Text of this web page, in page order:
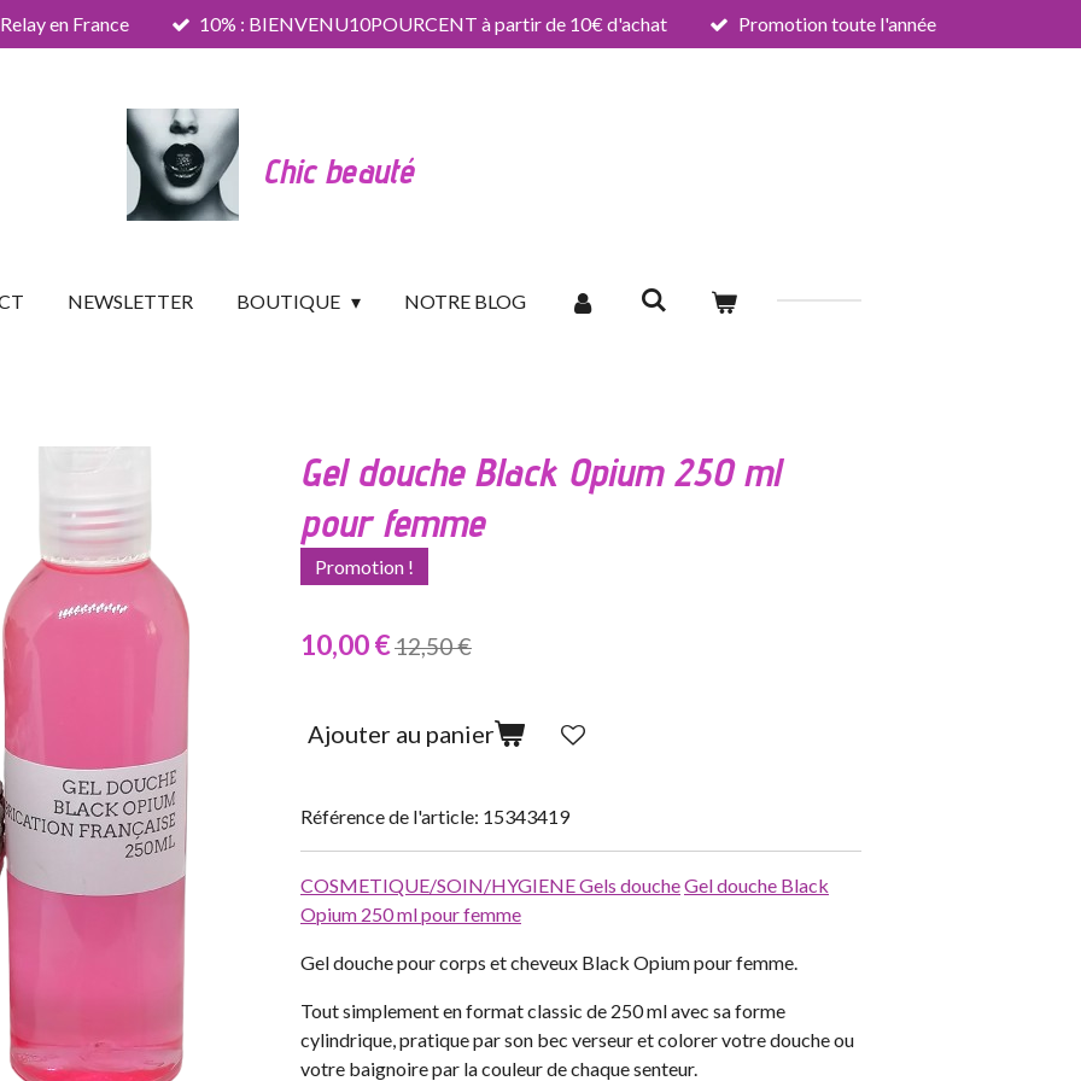
en France 10% : BIENVENU10POURCENT à partir de 10€ d'achat Promotion toute l'année
Chic beauté
NEWSLETTER BOUTIQUE NOTRE BLOG
Gel douche Black Opium 250 ml
pour femme
Promotion !
10,00 €12,50 €
Ajouter au panier
Référence de l'article: 15343419
COSMETIQUE/SOIN/HYGIENEGels doucheGel douche Black
Opium 250 ml pour femme
Gel douche pour corps et cheveux Black Opium pour femme.
Tout simplement en format classic de 250 ml avec sa forme
cylindrique, pratique par son bec verseur et colorer votre douche ou
votre baignoire par la couleur de chaque senteur.